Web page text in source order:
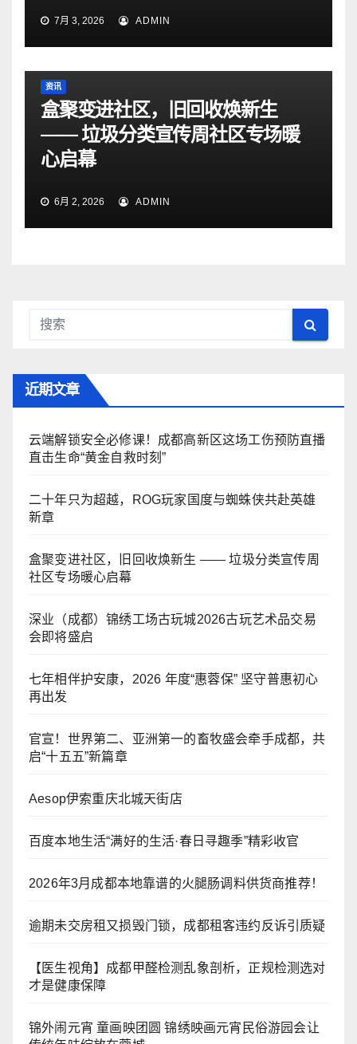
7月 3, 2026 ADMIN
资讯
盒聚变进社区，旧回收焕新生
—— 垃圾分类宣传周社区专场暖
心启幕
6月 2, 2026 ADMIN
近期文章
云端解锁安全必修课！成都高新区这场工伤预防直播
直击生命“黄金自救时刻”
二十年只为超越，ROG玩家国度与蜘蛛侠共赴英雄
新章
盒聚变进社区，旧回收焕新生 —— 垃圾分类宣传周
社区专场暖心启幕
深业（成都）锦绣工场古玩城2026古玩艺术品交易
会即将盛启
七年相伴护安康，2026 年度“惠蓉保” 坚守普惠初心
再出发
官宣！世界第二、亚洲第一的畜牧盛会牵手成都，共
启“十五五”新篇章
Aesop伊索重庆北城天街店
百度本地生活“满好的生活·春日寻趣季”精彩收官
2026年3月成都本地靠谱的火腿肠调料供货商推荐！
逾期未交房租又损毁门锁，成都租客违约反诉引质疑
【医生视角】成都甲醛检测乱象剖析，正规检测选对
才是健康保障
锦外闹元宵 童画映团圆 锦绣映画元宵民俗游园会让